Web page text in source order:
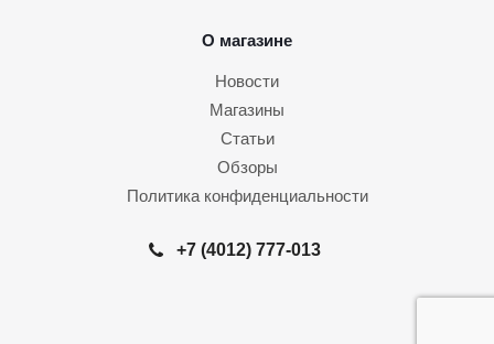
О магазине
Новости
Магазины
Статьи
Обзоры
Политика конфиденциальности
+7 (4012) 777-013